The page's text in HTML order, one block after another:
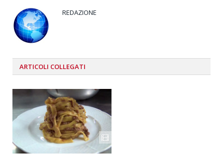
REDAZIONE
ARTICOLI COLLEGATI